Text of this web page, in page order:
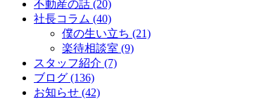
不動産の話 (20)
社長コラム (40)
僕の生い立ち (21)
楽待相談室 (9)
スタッフ紹介 (7)
ブログ (136)
お知らせ (42)